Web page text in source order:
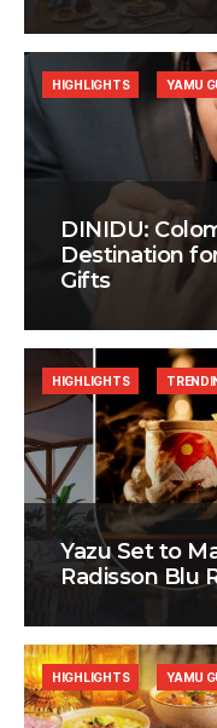
DINIDU:
Destination
Gifts
HIGHLIGHTS YAMU
Yazu Set to
Radisson Blu
HIGHLIGHTS
HIGHLIGHTS YAMU